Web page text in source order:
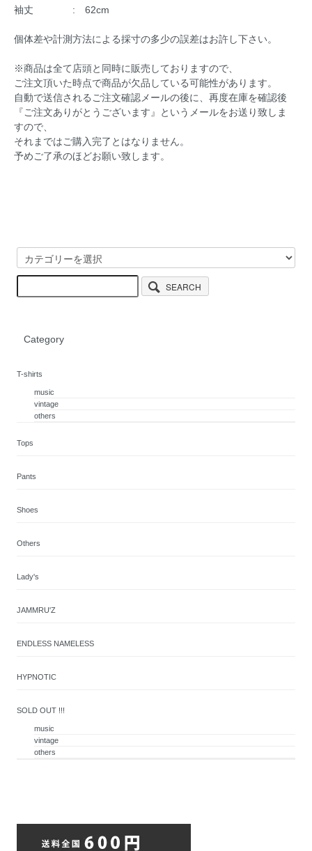
袖丈 : 62cm
個体差や計測方法による採寸の多少の誤差はお許し下さい。
※商品は全て店頭と同時に販売しておりますので、
ご注文頂いた時点で商品が欠品している可能性があります。
自動で送信されるご注文確認メールの後に、再度在庫を確認後
『ご注文ありがとうございます』というメールをお送り致しま
すので、
それまではご購入完了とはなりません。
予めご了承のほどお願い致します。
SEARCH
Category
T-shirts
music
vintage
others
Tops
Pants
Shoes
Others
Lady's
JAMMRU'Z
ENDLESS NAMELESS
HYPNOTIC
SOLD OUT !!!
music
vintage
others